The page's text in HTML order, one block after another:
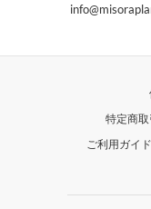
特定商
ご利用ガイド